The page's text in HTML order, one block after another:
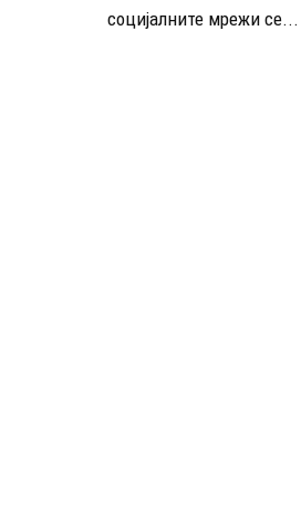
социјалните мрежи се...